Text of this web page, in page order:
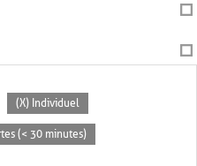
(X) Individuel
(< 30 minutes)